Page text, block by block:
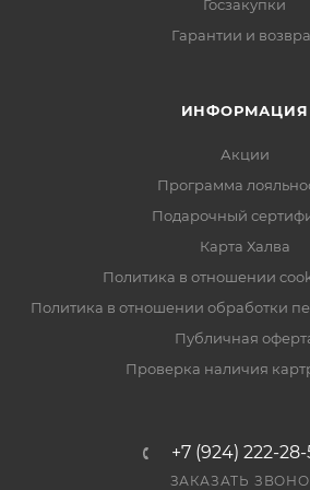
Госзакупки
Гарантии и
ИНФОРМАЦИЯ
Акции
Программа
Подарочный
Карта Халва
Политика в отношении
Политика в отношении обработки
Публичная
Проверка наличия
+7 (924) 222-
ЗАКАЗАТЬ